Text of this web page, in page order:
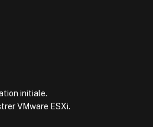
initiale.
VMware ESXi.